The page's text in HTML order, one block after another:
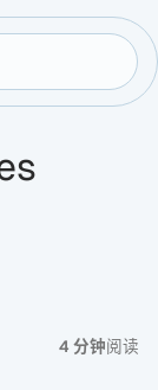
4 分钟阅读